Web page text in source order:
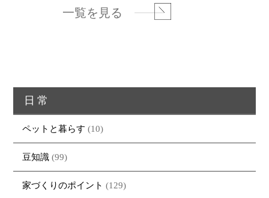
一覧を見る
日常
ペットと暮らす (10)
豆知識 (99)
家づくりのポイント (129)